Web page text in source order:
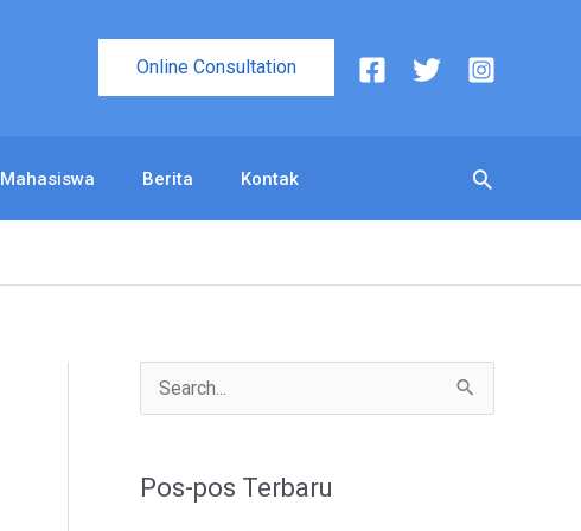
Online Consultation
Mahasiswa Berita Kontak Cari
Pos-pos Terbaru